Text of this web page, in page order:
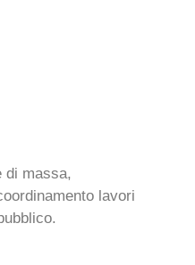
di massa,
lavori